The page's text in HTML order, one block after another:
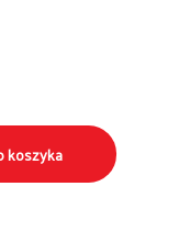
świąteczny 023 Ilość
koszyka